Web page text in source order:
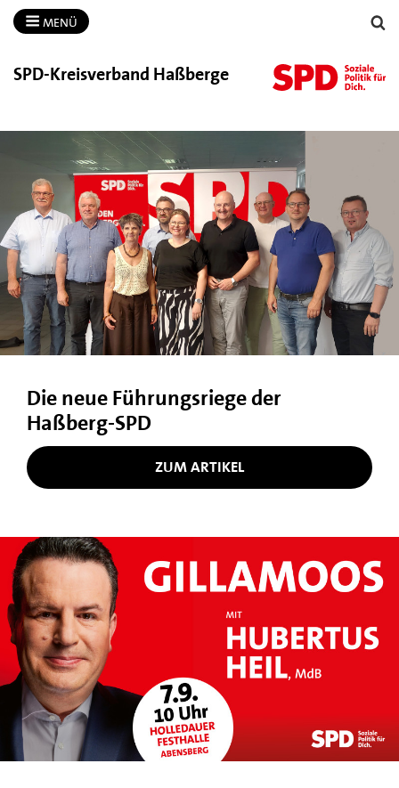
MENÜ
SPD-​Kreisverband Haßberge
Die neue Führungsriege der
Haßberg-SPD
ZUM ARTIKEL